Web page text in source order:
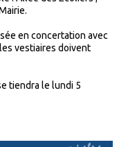
en concertation avec
vestiaires doivent
tiendra le lundi 5